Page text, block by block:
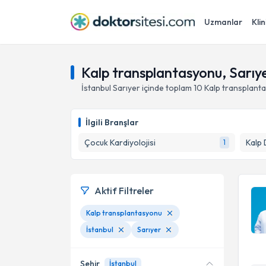
Uzmanlar
Kalp transplantasyonu,
İstanbul Sarıyeriçinde toplam 10 Kalp
İlgili Branşlar
Çocuk Kardiyolojisi
1 Kalp
Aktif Filtreler
Kalp transplantasyonu
İstanbul
Sarıyer
Şehir İstanbul